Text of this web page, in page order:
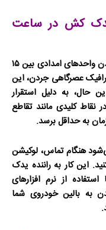
یدک کش در ساعت
به طور معمول و در شرایط عادی، زمان رسیدن واحدهای امدادی بین ۱۵
ترافیک عصرگاهی جردن، این
حال، به دلیل استقرار
نقاط کلیدی مانند تقاطع
به حداقل برسد.
هنگام تماس، لوکیشن
این کار به راننده یدک
از نرم افزارهای
به بالین خودروی شما